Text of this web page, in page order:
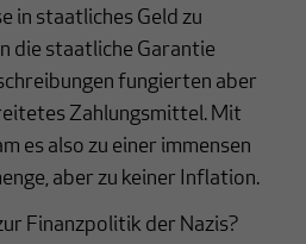
in staatliches Geld zu
die staatliche Garantie
fungierten aber
Zahlungsmittel. Mit
es also zu einer immensen
aber zu keiner Inflation.
Finanzpolitik der Nazis?